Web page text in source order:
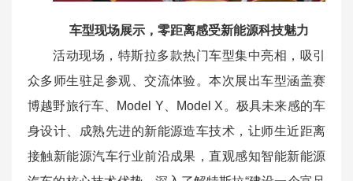
车型现场展示，零距离感受新能源科技魅力
活动现场，特斯拉多款热门车型集中亮相，吸引
众多师生驻足参观、交流体验。本次展出车型涵盖赛
博越野旅行车、Model Y、Model X。极具未来感的车
身设计、成熟先进的新能源造车技术，让师生近距离
接触新能源汽车行业前沿成果，直观感知智能新能源